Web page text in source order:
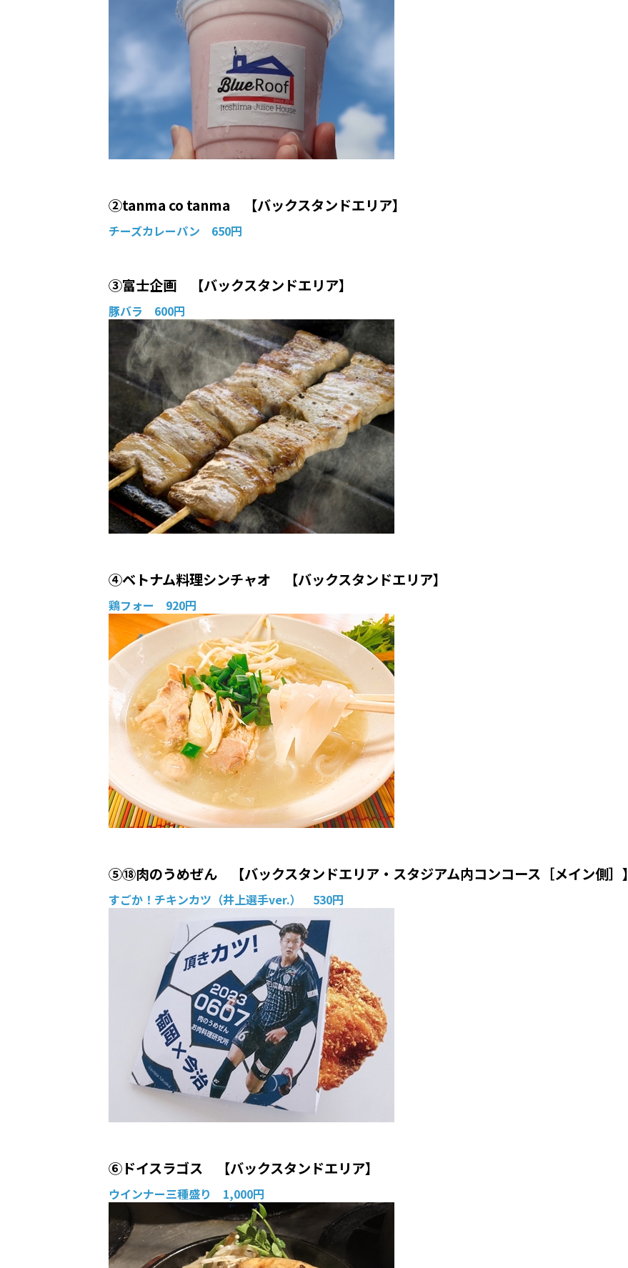
②tanma co tanma 【バックスタンドエリア】
チーズカレーパン 650円
③富士企画 【バックスタンドエリア】
豚バラ 600円
④ベトナム料理シンチャオ 【バックスタンドエリア】
鶏フォー 920円
⑤⑱肉のうめぜん 【バックスタンドエリア・スタジアム内コンコース［メイン側］】
すごか！チキンカツ（井上選手ver.） 530円
⑥ドイスラゴス 【バックスタンドエリア】
ウインナー三種盛り 1,000円